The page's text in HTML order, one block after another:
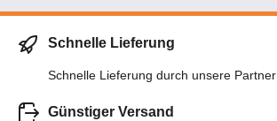
Schnelle Lieferung
Schnelle Lieferung durch unsere Partner
Günstiger Versand